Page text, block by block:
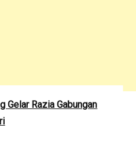
Gelar Razia Gabungan